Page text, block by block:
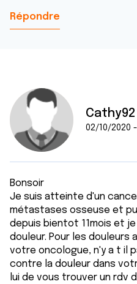
Répondre
Cathy92
02/10/2020 -
Bonsoir
Je suis atteinte d'un
métastases osseuse et
depuis bientot 11mois et
douleur. Pour les douleurs
votre oncologue, n'y a t il
contre la douleur dans
lui de vous trouver un rdv